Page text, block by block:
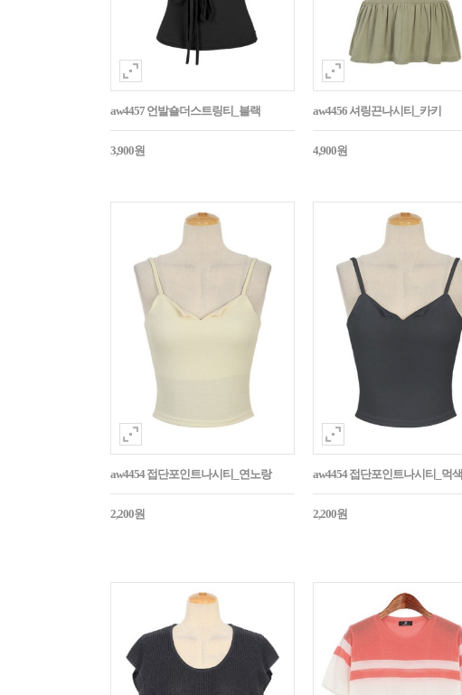
aw4457 언발숄더스트링티_블랙
3,900원
aw4456 셔링끈나시티_카키
4,900원
aw4454 접단포인트나시티_연노랑
2,200원
aw4454 접단포인트나시티_먹색
2,200원